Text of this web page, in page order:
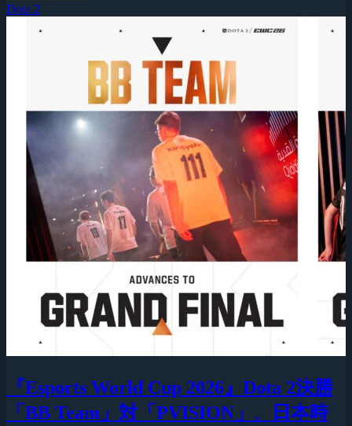
Dota 2
『Esports World Cup 2026』Dota 2決勝
「BB Team」対「PVISION」、日本時